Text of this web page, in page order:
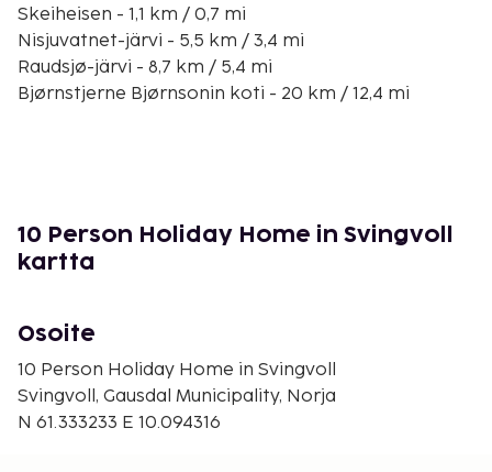
Skeiheisen - 1,1 km / 0,7 mi
Nisjuvatnet-järvi - 5,5 km / 3,4 mi
Raudsjø-järvi - 8,7 km / 5,4 mi
Bjørnstjerne Bjørnsonin koti - 20 km / 12,4 mi
Gålå Alpinsenter - 29,4 km / 18,3 mi
Norjan tie museo - 29,6 km / 18,4 mi
Lasten maatila - 29,9 km / 18,6 mi
Palveluihin kuuluu ilmainen pysäköinti. Seuraavat
palvelut ovat saatavilla: sauna, ilmainen langaton
internetyhteys ja grilli.
10 Person Holiday Home in Svingvoll
kartta
Osoite
10 Person Holiday Home in Svingvoll
Svingvoll, Gausdal Municipality, Norja
N 61.333233 E 10.094316